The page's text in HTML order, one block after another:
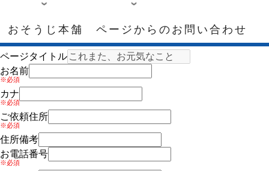
おそうじ本舗 ページからのお問い合わせ
ページタイトル
お名前
※必須
カナ
※必須
ご依頼住所
※必須
住所備考
お電話番号
※必須